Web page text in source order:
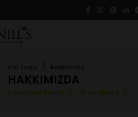
Ana Sayfa / Hakkımızda
HAKKIMIZDA
Kurumsal Kimlik Brandbook